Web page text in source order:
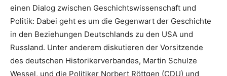
einen Dialog zwischen Geschichtswissenschaft und
Politik: Dabei geht es um die Gegenwart der Geschichte
in den Beziehungen Deutschlands zu den USA und
Russland. Unter anderem diskutieren der Vorsitzende
des deutschen Historikerverbandes, Martin Schulze
Wessel, und die Politiker Norbert Röttgen (CDU) und